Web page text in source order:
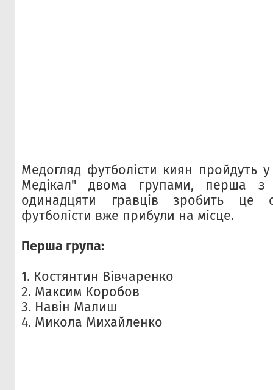
Медогляд футболісти киян пройдуть у
Медікал" двома групами, перша з
одинадцяти гравців зробить це
футболісти вже прибули на місце.
Перша група:
1. Костянтин Вівчаренко
2. Максим Коробов
3. Навін Малиш
4. Микола Михайленко